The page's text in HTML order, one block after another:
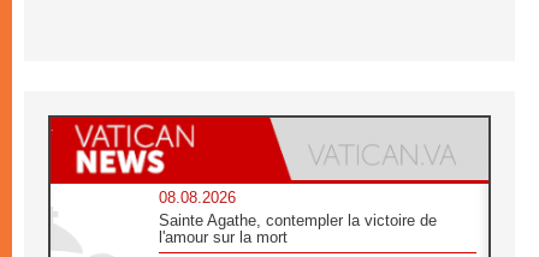
08.08.2026
Sainte Agathe, contempler la victoire de
l'amour sur la mort